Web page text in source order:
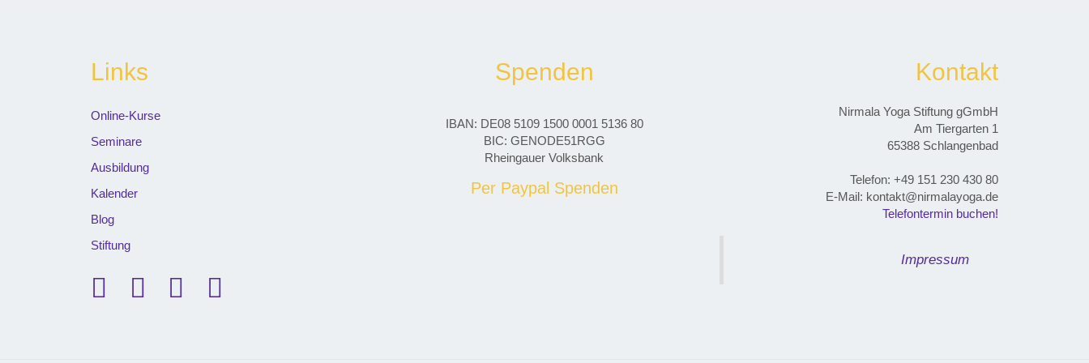
Links
Online-Kurse
Seminare
Ausbildung
Kalender
Blog
Stiftung
Spenden
IBAN: DE08 5109 1500 0001 5136 80
BIC: GENODE51RGG
Rheingauer Volksbank
Per Paypal Spenden
Kontakt
Nirmala Yoga Stiftung gGmbH
Am Tiergarten 1
65388 Schlangenbad
Telefon: ‭+49 151 230 430 80‬
E-Mail: kontakt@nirmalayoga.de
Telefontermin buchen!
Impressum